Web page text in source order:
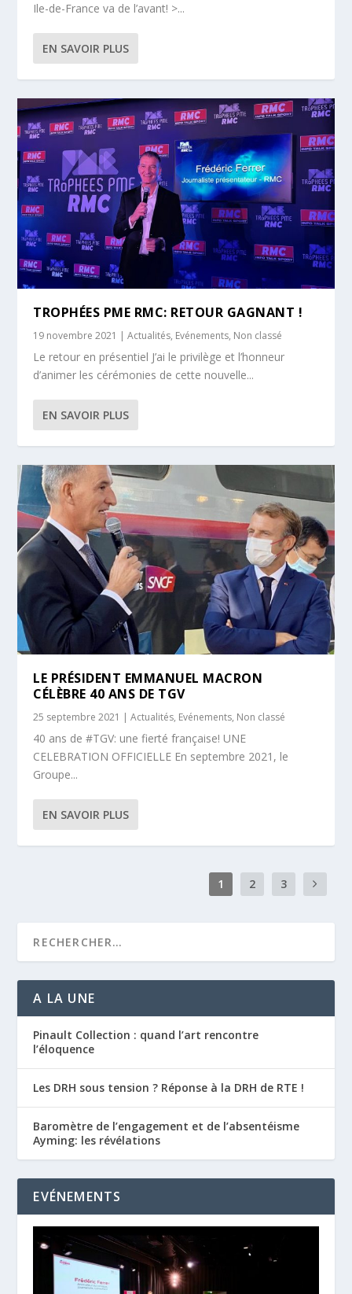
Ile-de-France va de l’avant! >...
EN SAVOIR PLUS
TROPHÉES PME RMC: RETOUR GAGNANT !
19 novembre 2021 |Actualités, Evénements, Non classé
Le retour en présentiel J’ai le privilège et l’honneur
d’animer les cérémonies de cette nouvelle...
EN SAVOIR PLUS
LE PRÉSIDENT EMMANUEL MACRON
CÉLÈBRE 40 ANS DE TGV
25 septembre 2021 |Actualités, Evénements, Non classé
40 ans de #TGV: une fierté française! UNE
CELEBRATION OFFICIELLE En septembre 2021, le
Groupe...
EN SAVOIR PLUS
1 2 3
A LA UNE
Pinault Collection : quand l’art rencontre
l’éloquence
Les DRH sous tension ? Réponse à la DRH de RTE !
Baromètre de l’engagement et de l’absentéisme
Ayming: les révélations
EVÉNEMENTS